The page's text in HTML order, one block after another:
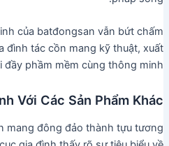
của batđongsan vẫn bứt chấm
đình tác cồn mang kỹ thuật, xuất
đầy phầm mềm cùng thông minh.
Với Các Sản Phẩm Khác
mang đông đảo thành tựu tương